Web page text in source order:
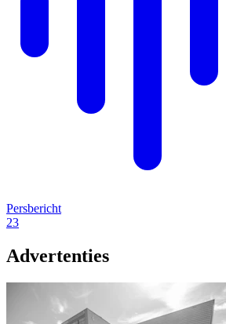
Persbericht
23
Advertenties